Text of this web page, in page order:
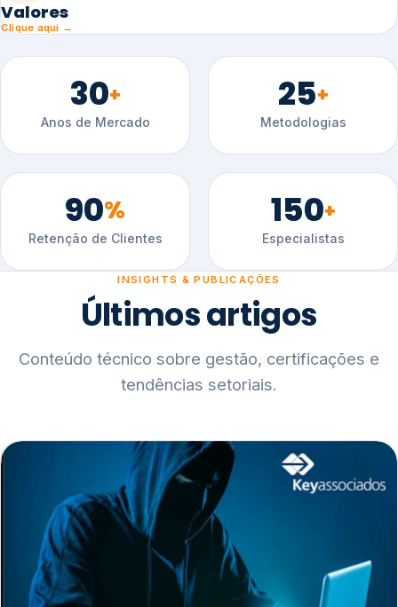
Valores
Clique aqui →
30+
Anos de Mercado
25+
Metodologias
90%
Retenção de Clientes
150+
Especialistas
INSIGHTS & PUBLICAÇÕES
Últimos artigos
Conteúdo técnico sobre gestão, certificações e
tendências setoriais.